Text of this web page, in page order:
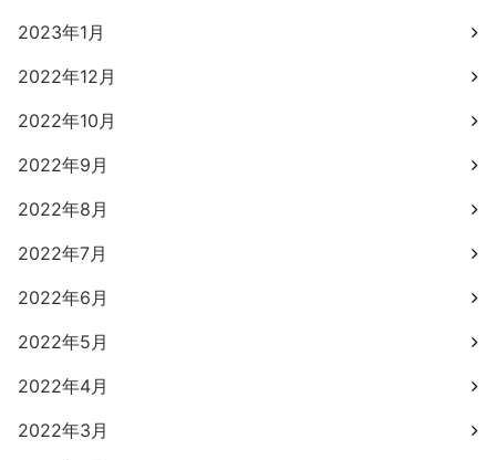
2023年1月
2022年12月
2022年10月
2022年9月
2022年8月
2022年7月
2022年6月
2022年5月
2022年4月
2022年3月